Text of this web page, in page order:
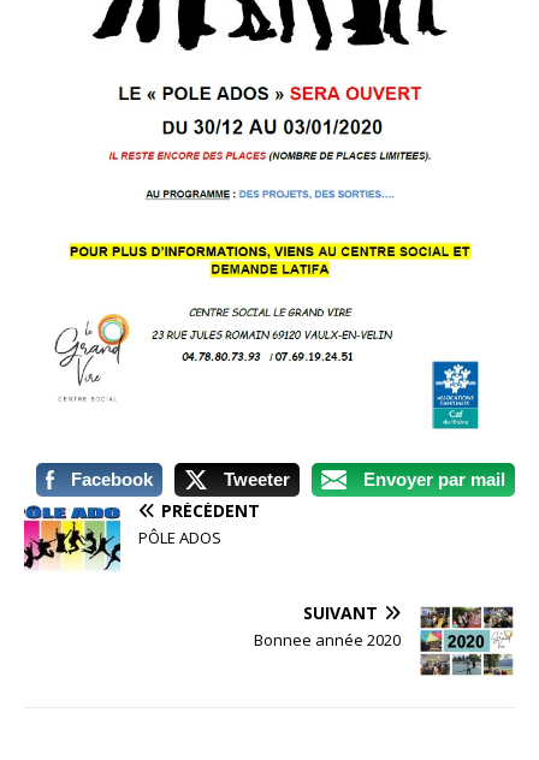
Facebook Tweeter Envoyer par mail
PRÉCÉDENT
PÔLE ADOS
SUIVANT
Bonnee année 2020